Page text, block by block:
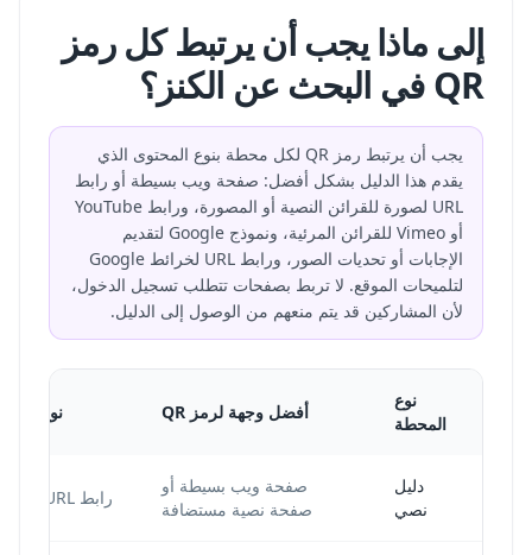
إلى ماذا يجب أن يرتبط كل رمز
QR في البحث عن الكنز؟
يجب أن يرتبط رمز QR لكل محطة بنوع المحتوى الذي
يقدم هذا الدليل بشكل أفضل: صفحة ويب بسيطة أو رابط
URL لصورة للقرائن النصية أو المصورة، ورابط YouTube
أو Vimeo للقرائن المرئية، ونموذج Google لتقديم
الإجابات أو تحديات الصور، ورابط URL لخرائط Google
لتلميحات الموقع. لا تربط بصفحات تتطلب تسجيل الدخول،
لأن المشاركين قد يتم منعهم من الوصول إلى الدليل.
نوع
المحطة
أفضل وجهة لرمز QR نوع رمز QR
دليل
نصي
صفحة ويب بسيطة أو
صفحة نصية مستضافة
رابط URL ديناميكي